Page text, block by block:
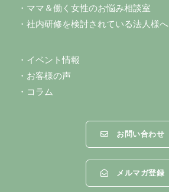
・ママ＆働く女性のお悩み相談室
・社内研修を検討されている法人様へ
・イベント情報
・お客様の声
・コラム
お問い合わせ
メルマガ登録